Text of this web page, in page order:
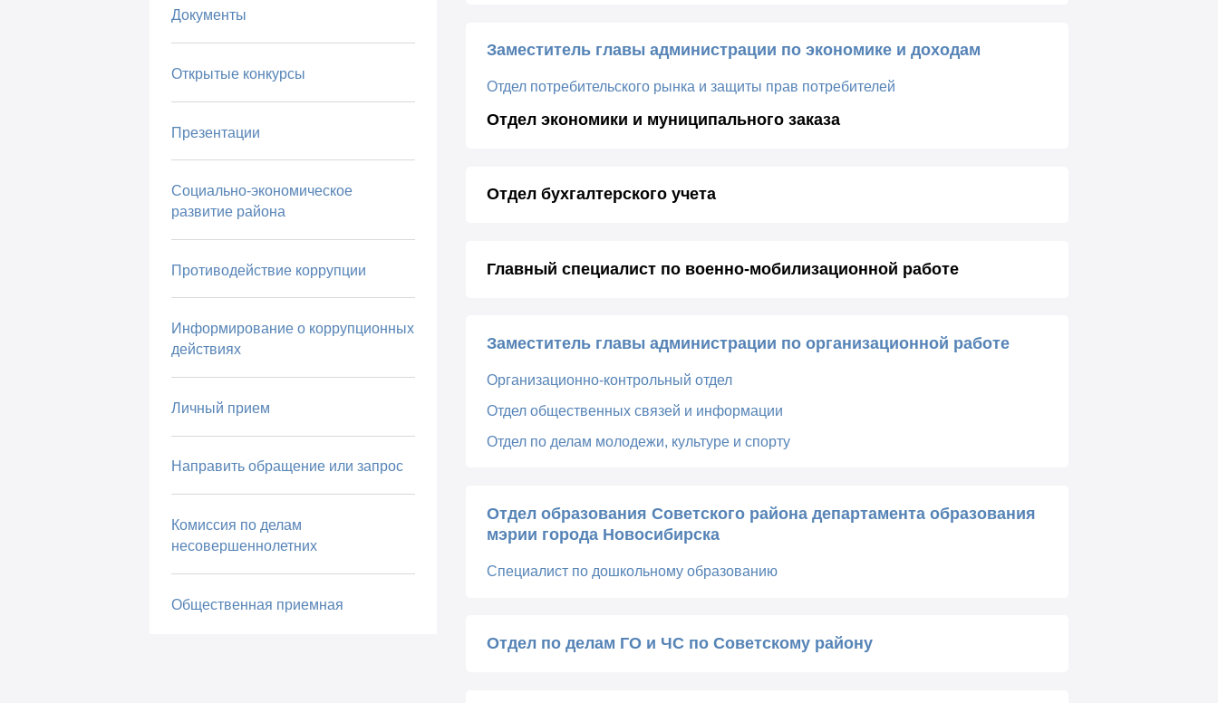
Документы
Открытые конкурсы
Презентации
Социально-экономическое
развитие района
Противодействие коррупции
Информирование о коррупционных
действиях
Личный прием
Направить обращение или запрос
Комиссия по делам
несовершеннолетних
Общественная приемная
Заместитель главы администрации по экономике и доходам
Отдел потребительского рынка и защиты прав потребителей
Отдел экономики и муниципального заказа
Отдел бухгалтерского учета
Главный специалист по военно-мобилизационной работе
Заместитель главы администрации по организационной работе
Организационно-контрольный отдел
Отдел общественных связей и информации
Отдел по делам молодежи, культуре и спорту
Отдел образования Советского района департамента образования
мэрии города Новосибирска
Специалист по дошкольному образованию
Отдел по делам ГО и ЧС по Советскому району